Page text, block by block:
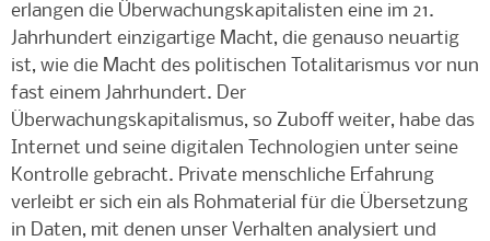
erlangen die Überwachungskapitalisten eine im 21.
Jahrhundert einzigartige Macht, die genauso neuartig
ist, wie die Macht des politischen Totalitarismus vor nun
fast einem Jahrhundert. Der
Überwachungskapitalismus, so Zuboff weiter, habe das
Internet und seine digitalen Technologien unter seine
Kontrolle gebracht. Private menschliche Erfahrung
verleibt er sich ein als Rohmaterial für die Übersetzung
in Daten, mit denen unser Verhalten analysiert und